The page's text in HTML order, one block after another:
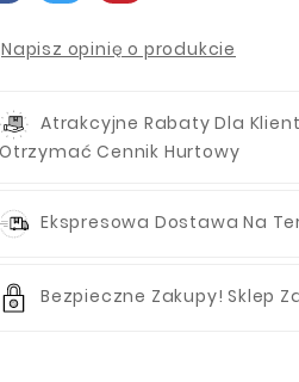
Napisz opinię o produkcie
Atrakcyjne Rabaty Dla
Otrzymać Cennik Hurtowy
Ekspresowa Dostawa Na
Bezpieczne Zakupy! Sklep